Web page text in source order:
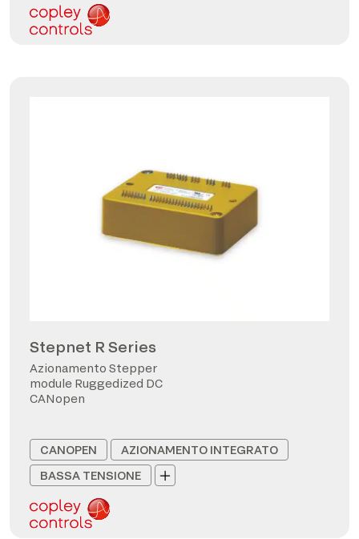
Stepnet R Series
Azionamento Stepper
module Ruggedized DC
CANopen
CANOPEN
AZIONAMENTO INTEGRATO
BASSA TENSIONE